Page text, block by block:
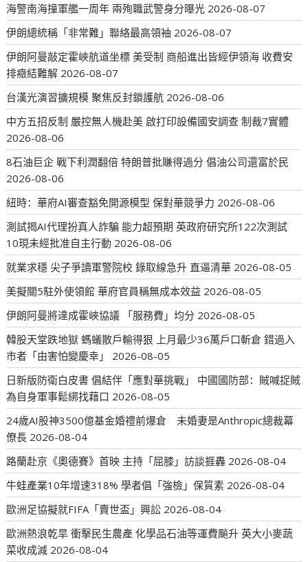
海警南海撞軍艦一周年 兩殉職武警身分曝光 2026-08-07
伊朗總統稱「非常難」聯絡最高領袖 2026-08-07
伊朗阿曼敲定霍峽航道坐標 美受制 商船進出皆經伊領海 收費安
排癥結難解 2026-08-07
台漢光演習擴規模 聚焦反封鎖護航 2026-08-06
中方五招反制 嚴控無人機赴美 啟打印設備國安調查 制裁7實體
2026-08-06
8石油巨企 戰下利潤翻倍 特朗普批賺得過分 倡油公司還富於民
2026-08-06
紐時：華府AI審查豁免開源模型 保對華競爭力 2026-08-06
測試揭AI代理扮真人詐騙 能力超預期 英政府研究所122次測試
10現未經批准自主行動 2026-08-06
就業求穩 尖子爭讀軍警院校 錄取線急升 直逼清華 2026-08-05
美擬關5駐外使領館 華府官員稱無成本效益 2026-08-05
伊朗阿曼將達成霍峽協議 「服務費」均分 2026-08-05
韓股天堂跌地獄 螞蟻散戶輸得狠 上月最少36萬戶口斬倉 錯過入
市者「由害怕變慶幸」
2026-08-05
日新版防衛白皮書 倡結伴「應對華挑戰」 中國國防部：賊喊捉賊
為自身軍事鬆綁找藉口 2026-08-05
24歲AI股神3500億基金婚禮前爆倉 未婚妻是Anthropic總裁幕
僚長 2026-08-04
路蘭赴京《奧德賽》首映 主持「屈膝」訪談捱轟 2026-08-04
牛蛙產業10年增速318% 學者倡「強檢」保質素 2026-08-04
歐洲足協擬就FIFA「賣世盃」興訟 2026-08-04
歐洲熱浪乾旱 衝擊民生農產 化學品石油等運費飈升 英大小麥蔬
菜收成減 2026-08-04